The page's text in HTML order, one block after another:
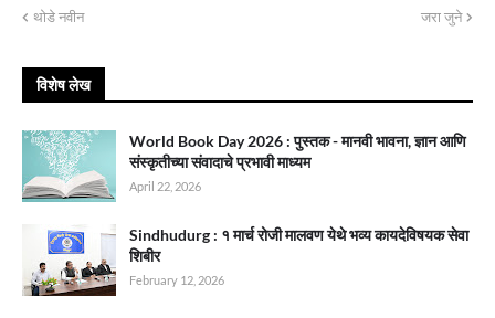
थोडे नवीन जरा जुने
विशेष लेख
World Book Day 2026 : पुस्तक - मानवी भावना, ज्ञान आणि
संस्कृतीच्या संवादाचे प्रभावी माध्यम
April 22, 2026
Sindhudurg : १ मार्च रोजी मालवण येथे भव्य कायदेविषयक सेवा
शिबीर
February 12, 2026